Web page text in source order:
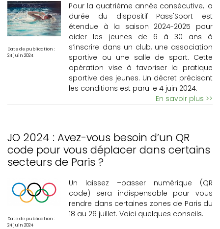
Date de publication :
24 juin 2024
Pour la quatrième année consécutive, la
durée du dispositif Pass'Sport est
étendue à la saison 2024-2025 pour
aider les jeunes de 6 à 30 ans à
s’inscrire dans un club, une association
sportive ou une salle de sport. Cette
opération vise à favoriser la pratique
sportive des jeunes. Un décret précisant
les conditions est paru le 4 juin 2024.
En savoir plus >>
JO 2024 : Avez-vous besoin d’un QR
code pour vous déplacer dans certains
secteurs de Paris ?
Date de publication :
24 juin 2024
Un laissez –passer numérique (QR
code) sera indispensable pour vous
rendre dans certaines zones de Paris du
18 au 26 juillet. Voici quelques conseils.